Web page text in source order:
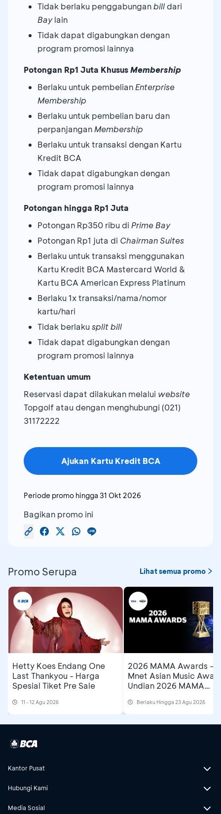
Tidak berlaku penggabunganbill dari
Baylain
Tidak dapat digabungkan dengan
program promosi lainnya
Potongan Rp1 Juta KhususMembership
Berlaku untuk pembelianEnterprise
Membership
Berlaku untuk pembelian baru dan
perpanjanganMembership
Berlaku untuk transaksi dengan Kartu
Kredit BCA
Tidak dapat digabungkan dengan
program promosi lainnya
Potongan hingga Rp1 Juta
Potongan Rp350 ribu di Prime Bay
Potongan Rp1 juta di Chairman Suites
Berlaku untuk transaksi menggunakan
Kartu Kredit BCA Mastercard World &
Kartu BCA American Express Platinum
Berlaku 1x transaksi/nama/nomor
kartu/hari
Tidak berlaku split bill
Tidak dapat digabungkan dengan
program promosi lainnya
Ketentuan umum
Reservasi dapat dilakukan melalui website
Topgolf atau dengan menghubungi (021)
31172222
Ajukan Kartu Kredit BCA
Periode promo hingga 31 Okt 2026
Bagikan promo ini
Promo Serupa Lihat semua promo
Hetty Koes Endang One
Last Thankyou - Harga
Spesial Tiket Pre Sale
11 - 12 Agu 2026
2026 MAMA Awards –
Mnet Asian Music
Undian 2026 MAMA
FairBerlaku Hingga 23 Agu 2026
Kantor Pusat
Hubungi Kami
Media Sosial